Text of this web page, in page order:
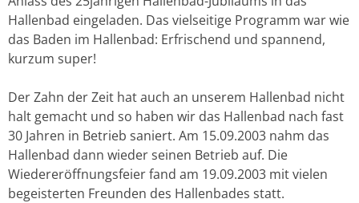
Hallenbad eingeladen. Das vielseitige Programm war wie
das Baden im Hallenbad: Erfrischend und spannend,
kurzum super!
Der Zahn der Zeit hat auch an unserem Hallenbad nicht
halt gemacht und so haben wir das Hallenbad nach fast
30 Jahren in Betrieb saniert. Am 15.09.2003 nahm das
Hallenbad dann wieder seinen Betrieb auf. Die
Wiedereröffnungsfeier fand am 19.09.2003 mit vielen
begeisterten Freunden des Hallenbades statt.